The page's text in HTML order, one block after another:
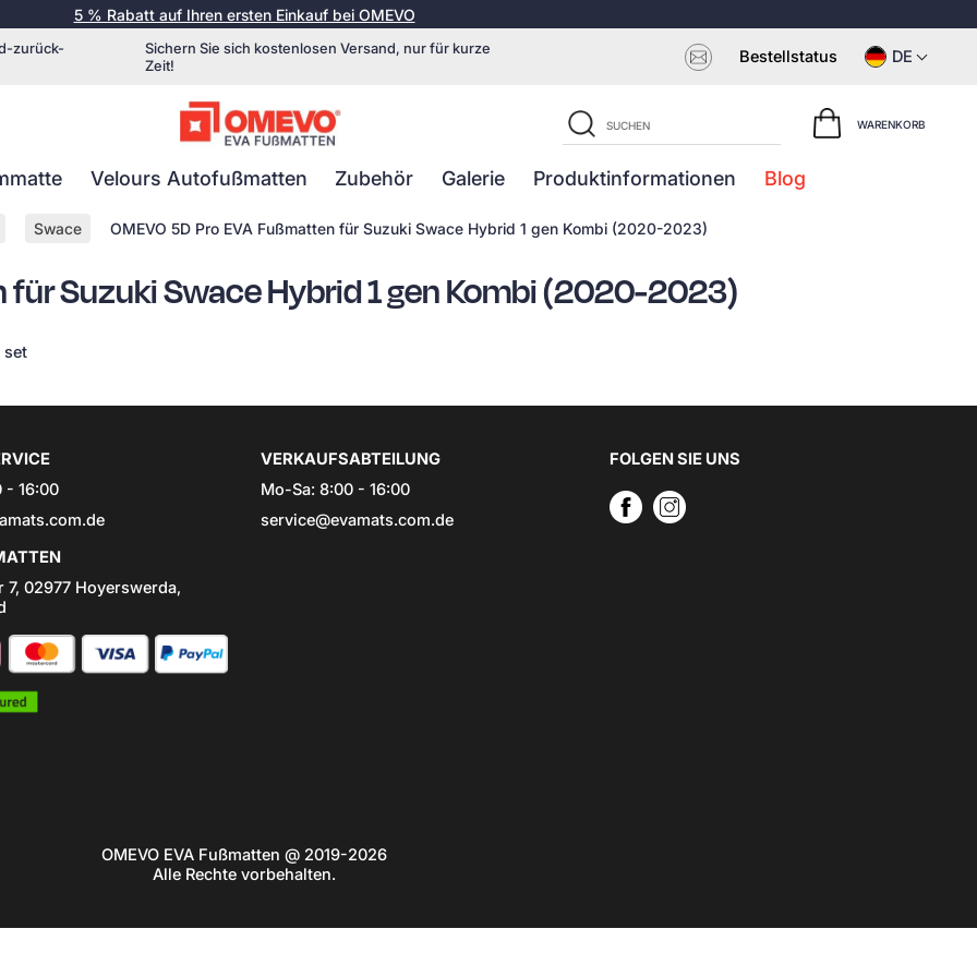
5 % Rabatt auf Ihren ersten Einkauf bei OMEVO
zurück-
Sichern Sie sich kostenlosen Versand, nur für kurze
Zeit!
Bestellstatus DE
WARENKORB
Velours Autofußmatten Zubehör Galerie Produktinformationen Blog
Swace OMEVO 5D Pro EVA Fußmatten für Suzuki Swace Hybrid 1 gen Kombi (2020-2023)
für Suzuki Swace Hybrid 1 gen Kombi (2020-2023)
set
- 16:00
7, 02977 Hoyerswerda,
VERKAUFSABTEILUNG
Mo-Sa: 8:00 - 16:00
service@evamats.com.de
FOLGEN SIE UNS
OMEVO EVA Fußmatten @ 2019-2026
Alle Rechte vorbehalten.